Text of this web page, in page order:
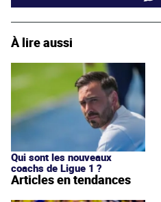
À lire aussi
Qui sont les nouveaux
coachs de Ligue 1 ?
Articles en tendances